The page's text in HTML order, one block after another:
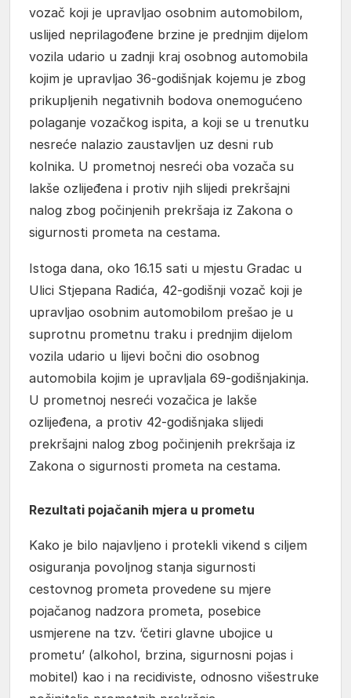
vozač koji je upravljao osobnim automobilom,
uslijed neprilagođene brzine je prednjim dijelom
vozila udario u zadnji kraj osobnog automobila
kojim je upravljao 36-godišnjak kojemu je zbog
prikupljenih negativnih bodova onemogućeno
polaganje vozačkog ispita, a koji se u trenutku
nesreće nalazio zaustavljen uz desni rub
kolnika. U prometnoj nesreći oba vozača su
lakše ozlijeđena i protiv njih slijedi prekršajni
nalog zbog počinjenih prekršaja iz Zakona o
sigurnosti prometa na cestama.
Istoga dana, oko 16.15 sati u mjestu Gradac u
Ulici Stjepana Radića, 42-godišnji vozač koji je
upravljao osobnim automobilom prešao je u
suprotnu prometnu traku i prednjim dijelom
vozila udario u lijevi bočni dio osobnog
automobila kojim je upravljala 69-godišnjakinja.
U prometnoj nesreći vozačica je lakše
ozlijeđena, a protiv 42-godišnjaka slijedi
prekršajni nalog zbog počinjenih prekršaja iz
Zakona o sigurnosti prometa na cestama.
Rezultati pojačanih mjera u prometu
Kako je bilo najavljeno i protekli vikend s ciljem
osiguranja povoljnog stanja sigurnosti
cestovnog prometa provedene su mjere
pojačanog nadzora prometa, posebice
usmjerene na tzv. ‘četiri glavne ubojice u
prometu’ (alkohol, brzina, sigurnosni pojas i
mobitel) kao i na recidiviste, odnosno višestruke